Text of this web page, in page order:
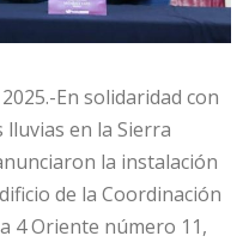
En solidaridad con
en la Sierra
la instalación
de la Coordinación
4 Oriente número 11,